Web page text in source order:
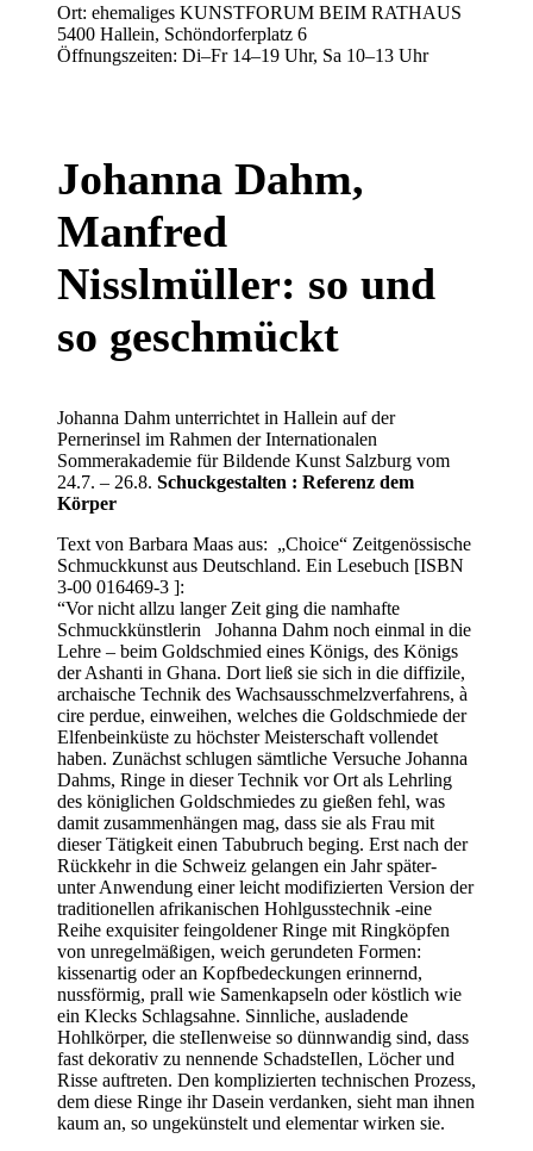
Ort: ehemaliges KUNSTFORUM BEIM RATHAUS
5400 Hallein, Schöndorferplatz 6
Öffnungszeiten: Di–Fr 14–19 Uhr, Sa 10–13 Uhr
Johanna Dahm,
Manfred
Nisslmüller: so und
so geschmückt
Johanna Dahm unterrichtet in Hallein auf der
Pernerinsel im Rahmen der Internationalen
Sommerakademie für Bildende Kunst Salzburg vom
24.7. – 26.8. Schuckgestalten : Referenz dem
Körper
Text von Barbara Maas aus: „Choice“ Zeitgenössische
Schmuckkunst aus Deutschland. Ein Lesebuch [ISBN
3-00 016469-3 ]:
“Vor nicht allzu langer Zeit ging die namhafte
Schmuckkünstlerin Johanna Dahm noch einmal in die
Lehre – beim Goldschmied eines Königs, des Königs
der Ashanti in Ghana. Dort ließ sie sich in die diffizile,
archaische Technik des Wachsausschmelzverfahrens, à
cire perdue, einweihen, welches die Goldschmiede der
Elfenbeinküste zu höchster Meisterschaft vollendet
haben. Zunächst schlugen sämtliche Versuche Johanna
Dahms, Ringe in dieser Technik vor Ort als Lehrling
des königlichen Goldschmiedes zu gießen fehl, was
damit zusammenhängen mag, dass sie als Frau mit
dieser Tätigkeit einen Tabubruch beging. Erst nach der
Rückkehr in die Schweiz gelangen ein Jahr später-
unter Anwendung einer leicht modifizierten Version der
traditionellen afrikanischen Hohlgusstechnik -eine
Reihe exquisiter feingoldener Ringe mit Ringköpfen
von unregelmäßigen, weich gerundeten Formen:
kissenartig oder an Kopfbedeckungen erinnernd,
nussförmig, prall wie Samenkapseln oder köstlich wie
ein Klecks Schlagsahne. Sinnliche, ausladende
Hohlkörper, die steIlenweise so dünnwandig sind, dass
fast dekorativ zu nennende SchadsteIlen, Löcher und
Risse auftreten. Den komplizierten technischen Prozess,
dem diese Ringe ihr Dasein verdanken, sieht man ihnen
kaum an, so ungekünstelt und elementar wirken sie.